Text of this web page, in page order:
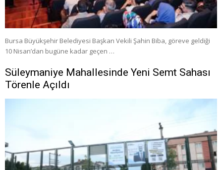
Bursa Büyükşehir Belediyesi Başkan Vekili Şahin Biba, göreve geldiği
10 Nisan’dan bugüne kadar geçen …
Süleymaniye Mahallesinde Yeni Semt Sahası
Törenle Açıldı